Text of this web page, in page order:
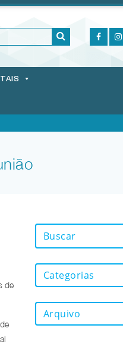
de
Categorias
Arquivo